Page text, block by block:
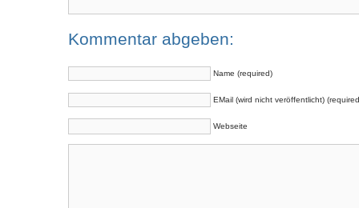
Kommentar abgeben:
Name (required)
EMail (wird nicht veröffentlicht)
Webseite